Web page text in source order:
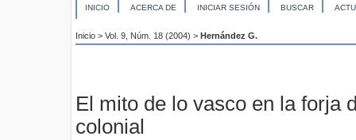
INICIO ACERCA DE INICIAR SESIÓN BUSCAR
Inicio > Vol. 9, Núm. 18 (2004) > Hernández G.
El mito de lo vasco en la forja
colonial